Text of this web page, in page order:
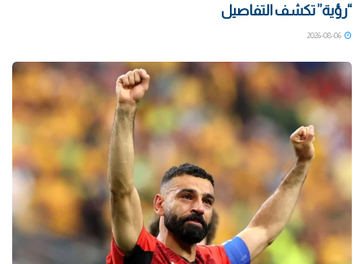
“رؤية” تكشف التفاصيل